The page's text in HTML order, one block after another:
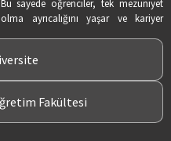
sayede öğrenciler, tek mezuniyet
ayrıcalığını yaşar ve kariyer
Fakültesi